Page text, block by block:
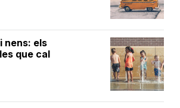
nens: els
que cal